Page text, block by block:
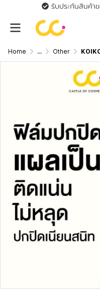
รับประกันสินค้า
Home ... Other KOIKOI